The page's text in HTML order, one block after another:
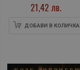
21,42 лв.
ДОБАВИ В КОЛИЧКА